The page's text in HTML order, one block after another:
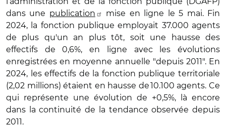
dans une publication
mise en ligne le 5 mai. Fin
2024, la fonction publique employait 37.000 agents
de plus qu'un an plus tôt, soit une hausse des
effectifs de 0,6%, en ligne avec les évolutions
enregistrées en moyenne annuelle "depuis 2011". En
2024, les effectifs de la fonction publique territoriale
(2,02 millions) étaient en hausse de10.100 agents. Ce
qui représente une évolution de +0,5%, là encore
dans la continuité de la tendance observée depuis
2011.